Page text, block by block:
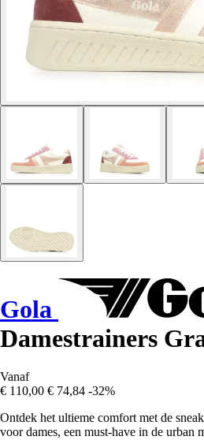
Gola
Damestrainers
Vanaf
€ 110,00 € 74,84 -32%
Ontdek het ultieme comfort met de
voor dames, een must-have in de urban